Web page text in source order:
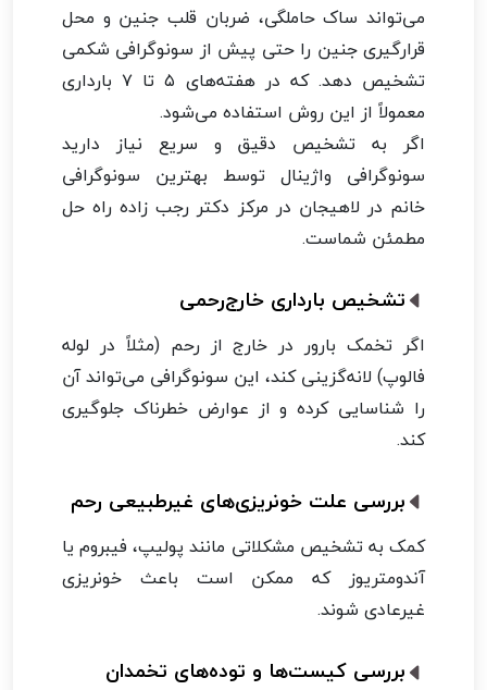
می‌تواند ساک حاملگی، ضربان قلب جنین و محل
قرارگیری جنین را حتی پیش از سونوگرافی شکمی
تشخیص دهد. که در هفته‌های ۵ تا ۷ بارداری
معمولاً از این روش استفاده می‌شود.
اگر به تشخیص دقیق و سریع نیاز دارید
سونوگرافی واژینال توسط بهترین سونوگرافی
خانم در لاهیجان در مرکز دکتر رجب زاده راه‌ حل
مطمئن شماست.
تشخیص بارداری خارج‌رحمی
اگر تخمک بارور در خارج از رحم (مثلاً در لوله
فالوپ) لانه‌گزینی کند، این سونوگرافی می‌تواند آن
را شناسایی کرده و از عوارض خطرناک جلوگیری
کند.
بررسی علت خونریزی‌های غیرطبیعی رحم
کمک به تشخیص مشکلاتی مانند پولیپ، فیبروم یا
آندومتریوز که ممکن است باعث خونریزی
غیرعادی شوند.
بررسی کیست‌ها و توده‌های تخمدان